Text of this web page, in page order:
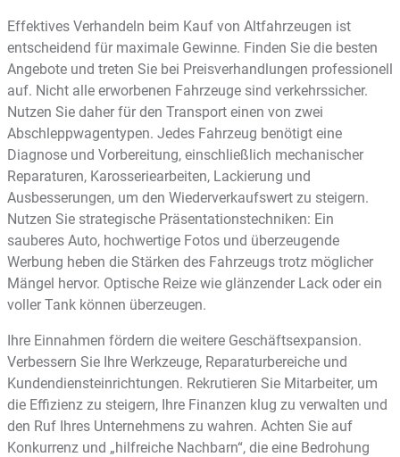
Effektives Verhandeln beim Kauf von Altfahrzeugen ist
entscheidend für maximale Gewinne. Finden Sie die besten
Angebote und treten Sie bei Preisverhandlungen professionell
auf. Nicht alle erworbenen Fahrzeuge sind verkehrssicher.
Nutzen Sie daher für den Transport einen von zwei
Abschleppwagentypen. Jedes Fahrzeug benötigt eine
Diagnose und Vorbereitung, einschließlich mechanischer
Reparaturen, Karosseriearbeiten, Lackierung und
Ausbesserungen, um den Wiederverkaufswert zu steigern.
Nutzen Sie strategische Präsentationstechniken: Ein
sauberes Auto, hochwertige Fotos und überzeugende
Werbung heben die Stärken des Fahrzeugs trotz möglicher
Mängel hervor. Optische Reize wie glänzender Lack oder ein
voller Tank können überzeugen.
Ihre Einnahmen fördern die weitere Geschäftsexpansion.
Verbessern Sie Ihre Werkzeuge, Reparaturbereiche und
Kundendiensteinrichtungen. Rekrutieren Sie Mitarbeiter, um
die Effizienz zu steigern, Ihre Finanzen klug zu verwalten und
den Ruf Ihres Unternehmens zu wahren. Achten Sie auf
Konkurrenz und „hilfreiche Nachbarn“, die eine Bedrohung